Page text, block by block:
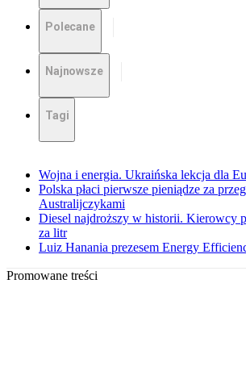
Polecane
Najnowsze
Tagi
Wojna i energia. Ukraińska lekcja dla
Polska płaci pierwsze pieniądze za
Australijczykami
Diesel najdroższy w historii. Kierowcy
za litr
Luiz Hanania prezesem Energy
Promowane treści